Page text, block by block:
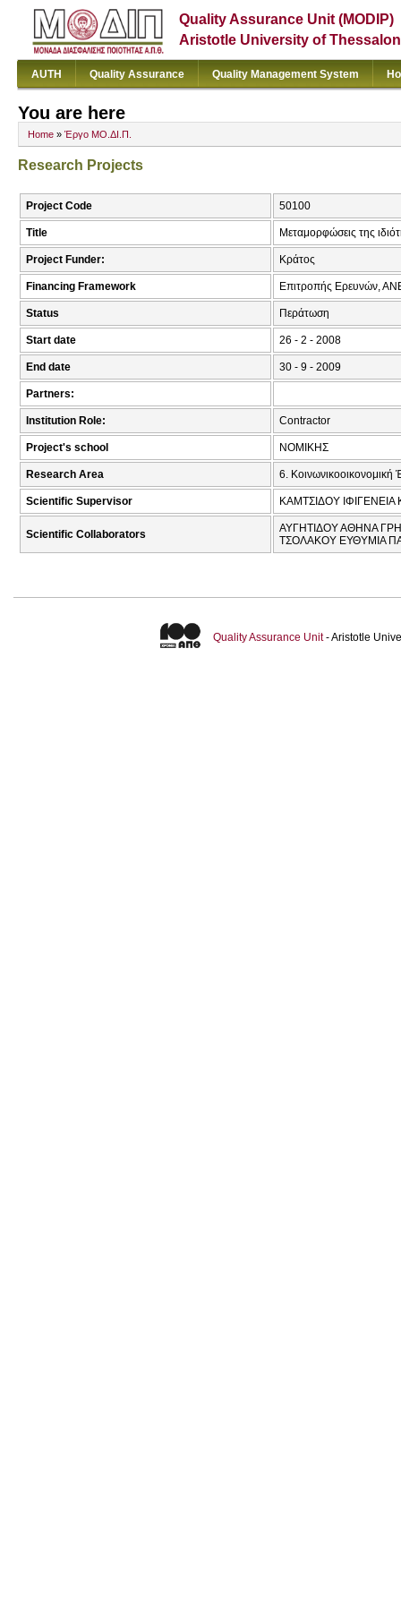
Quality Assurance Unit (MODIP)
Aristotle University of
AUTH Quality Assurance Quality Management System
You are here
Home » Έργο ΜΟ.ΔΙ.Π.
Research Projects
Project Code 50100
Title Μεταμορφώσεις της
Project Funder: Κράτος
Financing Framework Επιτροπής Ερευνών,
Status Περάτωση
Start date 26 - 2 - 2008
End date 30 - 9 - 2009
Partners:
Institution Role: Contractor
Project's school ΝΟΜΙΚΗΣ
Research Area 6. Κοινωνικοοικονομική
Scientific Supervisor ΚΑΜΤΣΙΔΟΥ ΙΦΙΓΕΝΕΙΑ
Scientific Collaborators
ΑΥΓΗΤΙΔΟΥ ΑΘΗΝΑ
ΤΣΟΛΑΚΟΥ ΕΥΘΥΜΙΑ
Quality Assurance Unit- Aristotle